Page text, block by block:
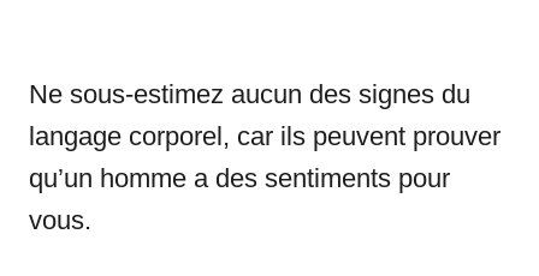
Ne sous-estimez aucun des signes du
langage corporel, car ils peuvent prouver
qu’un homme a des sentiments pour
vous.